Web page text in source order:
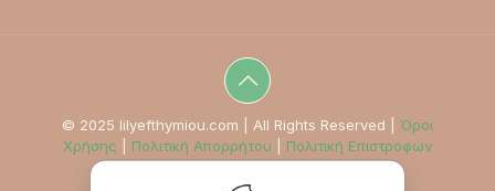
© 2025 lilyefthymiou.com | All Rights Reserved | Όροι
Χρήσης
Πολιτική Απορρήτου Πολιτική Επιστροφών